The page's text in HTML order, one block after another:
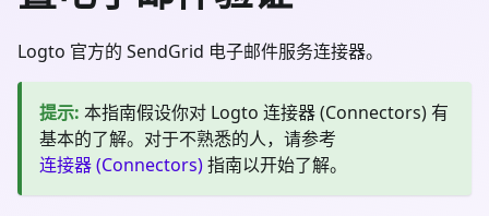
Logto 官方的 SendGrid 电子邮件服务连接器。
提示: 本指南假设你对 Logto 连接器 (Connectors) 有
基本的了解。对于不熟悉的人，请参考
连接器 (Connectors)指南以开始了解。